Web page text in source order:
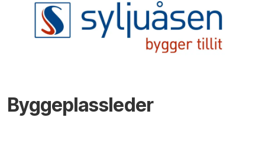
Byggeplassleder